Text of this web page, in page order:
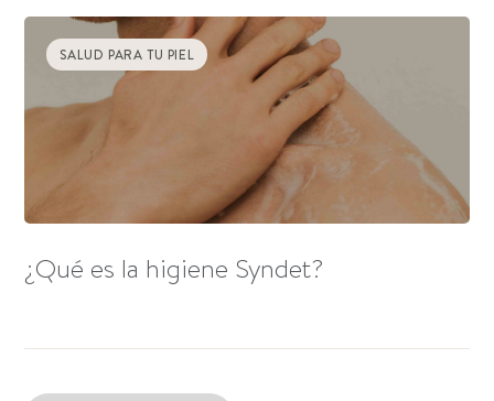
SALUD PARA TU PIEL
¿Qué es la higiene Syndet?